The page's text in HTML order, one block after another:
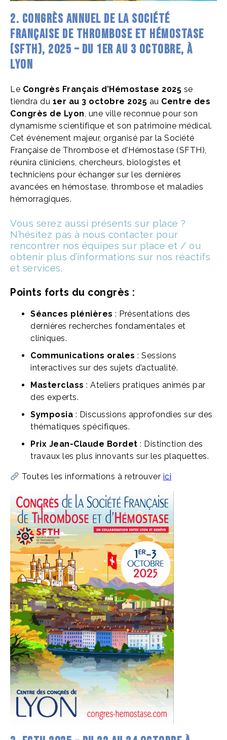
2. Congrès Annuel de la Société
Française de Thrombose et Hémostase
(SFTH), 2025 – Du 1er au 3 octobre, à
Lyon
Le Congrès Français d’Hémostase 2025 se
tiendra du 1er au 3 octobre 2025 au Centre des
Congrès de Lyon, une ville reconnue pour son
dynamisme scientifique et son patrimoine médical.
Cet événement majeur, organisé par la Société
Française de Thrombose et d’Hémostase (SFTH),
réunira cliniciens, chercheurs, biologistes et
techniciens pour échanger sur les dernières
avancées en hémostase, thrombose et maladies
hémorragiques.
Vous serez aussi présents sur place ?
N’hésitez pas à nous contacter pour
rencontrer nos équipes sur place et / ou
obtenir plus d’informations sur nos réactifs
et services.
Points forts du congrès :
Séances plénières : Présentations des
dernières recherches fondamentales et
cliniques.
Communications orales : Sessions
interactives sur des sujets d’actualité.
Masterclass : Ateliers pratiques animés par
des experts.
Symposia : Discussions approfondies sur des
thématiques spécifiques.
Prix Jean-Claude Bordet : Distinction des
travaux les plus innovants sur les plaquettes.
Toutes les informations à retrouver ici